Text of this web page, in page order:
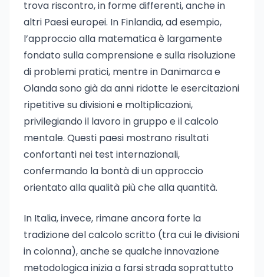
trova riscontro, in forme differenti, anche in
altri Paesi europei. In Finlandia, ad esempio,
l’approccio alla matematica è largamente
fondato sulla comprensione e sulla risoluzione
di problemi pratici, mentre in Danimarca e
Olanda sono già da anni ridotte le esercitazioni
ripetitive su divisioni e moltiplicazioni,
privilegiando il lavoro in gruppo e il calcolo
mentale. Questi paesi mostrano risultati
confortanti nei test internazionali,
confermando la bontà di un approccio
orientato alla qualità più che alla quantità.
In Italia, invece, rimane ancora forte la
tradizione del calcolo scritto (tra cui le divisioni
in colonna), anche se qualche innovazione
metodologica inizia a farsi strada soprattutto